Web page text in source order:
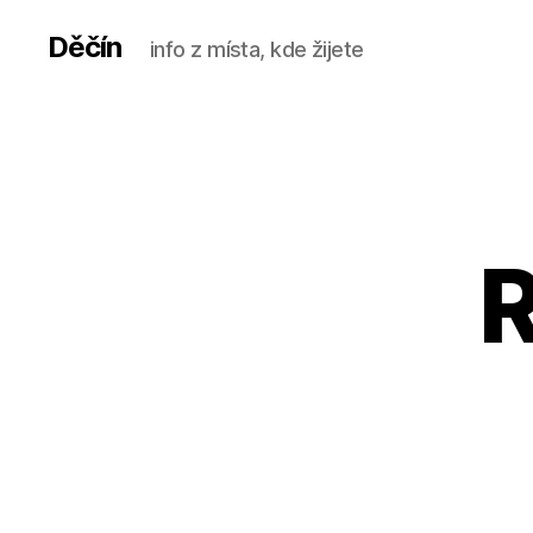
Děčín info z místa, kde žijete